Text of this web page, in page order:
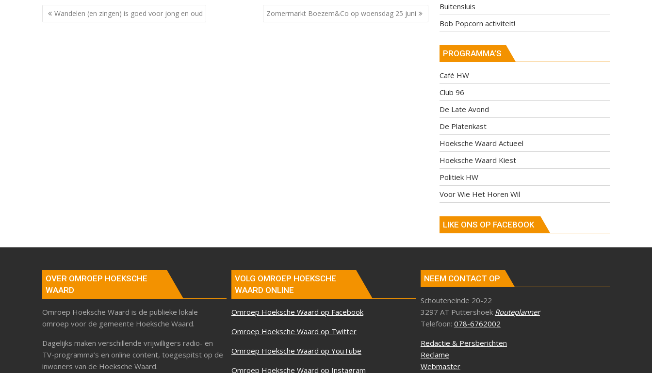
Berichtnavigatie
Wandelen (en zingen) is goed voor jong en oud Zomermarkt Boezem&Co op woensdag 25 juni
Buitensluis
Bob Popcorn activiteit!
PROGRAMMA’S
Café HW
Club 96
De Late Avond
De Platenkast
Hoeksche Waard Actueel
Hoeksche Waard Kiest
Politiek HW
Voor Wie Het Horen Wil
LIKE ONS OP FACEBOOK
OVER OMROEP HOEKSCHE
WAARD
Omroep Hoeksche Waard is de publieke lokale
omroep voor de gemeente Hoeksche Waard.
Dagelijks maken verschillende vrijwilligers radio- en
TV-programma’s en online content, toegespitst op de
inwoners van de Hoeksche Waard.
VOLG OMROEP HOEKSCHE
WAARD ONLINE
Omroep Hoeksche Waard op Facebook
Omroep Hoeksche Waard op Twitter
Omroep Hoeksche Waard op YouTube
Omroep Hoeksche Waard op Instagram
NEEM CONTACT OP
Schouteneinde 20-22
3297 AT Puttershoek Routeplanner
Telefoon: 078-6762002
Redactie & Persberichten
Reclame
Webmaster